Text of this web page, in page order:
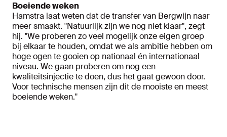
Boeiende weken
Hamstra laat weten dat de transfer van Bergwijn naar
meer smaakt. "Natuurlijk zijn we nog niet klaar", zegt
hij. "We proberen zo veel mogelijk onze eigen groep
bij elkaar te houden, omdat we als ambitie hebben om
hoge ogen te gooien op nationaal én internationaal
niveau. We gaan proberen om nog een
kwaliteitsinjectie te doen, dus het gaat gewoon door.
Voor technische mensen zijn dit de mooiste en meest
boeiende weken."